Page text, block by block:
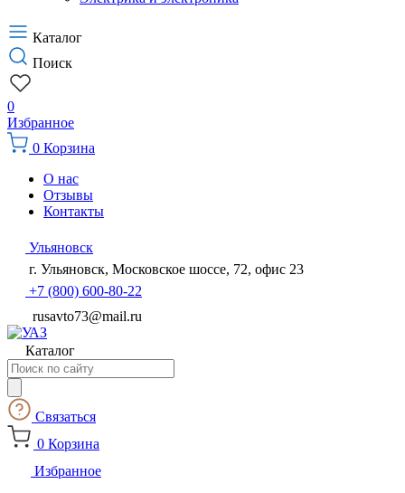
Каталог
Поиск
0
Избранное
0 Корзина
О нас
Отзывы
Контакты
Ульяновск
г. Ульяновск, Московское шоссе, 72, офис 23
+7 (800) 600-80-22
rusavto73@mail.ru
Каталог
Поиск
товаров
Связаться
0 Корзина
Избранное